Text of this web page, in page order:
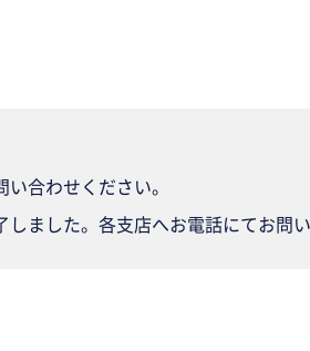
合わせください。
ました。各支店へお電話にてお問い